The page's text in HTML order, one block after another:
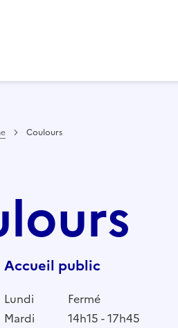
Coulours
Accueil public
Lundi
Fermé
Mardi
14h15 - 17h45